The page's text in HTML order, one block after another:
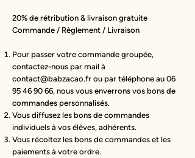
20% de rétribution & livraison gratuite
Commande / Règlement / Livraison
⁠Pour passer votre commande groupée,
contactez-nous par mail à
contact@babzacao.fr ou par téléphone au 06
95 46 90 66, nous vous enverrons vos bons de
commandes personnalisés.
Vous diffusez les bons de commandes
individuels à vos élèves, adhérents.
Vous récoltez les bons de commandes et les
paiements à votre ordre.